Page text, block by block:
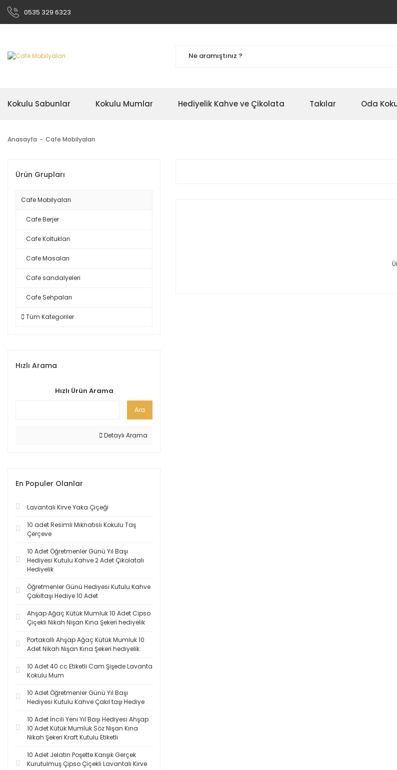
0535 329 6323
Kokulu Sabunlar Kokulu Mumlar Hediyelik Kahve ve Çikolata Takılar Oda
Anasayfa Cafe Mobilyaları
Ürün Grupları
Cafe Mobilyaları
Cafe Berjer
Cafe Koltukları
Cafe Masaları
Cafe sandalyeleri
Cafe Sehpaları
Tüm Kategoriler
Hızlı Arama
Hızlı Ürün Arama
Ara
Detaylı Arama
En Populer Olanlar
Lavantalı Kirve Yaka Çiçeği
10 adet Resimli Mıknatıslı Kokulu Taş
Çerçeve
10 Adet Öğretmenler Günü Yıl Başı
Hediyesi Kutulu Kahve 2 Adet Çikolatalı
Hediyelik
Öğretmenler Günü Hediyesi Kutulu Kahve
Çakıltaşı Hediye 10 Adet
Ahşap Ağaç Kütük Mumluk 10 Adet Cipso
Çiçekli Nikah Nişan Kına Şekeri hediyelik
Portakallı Ahşap Ağaç Kütük Mumluk 10
Adet Nikah Nişan Kına Şekeri hediyelik
10 Adet 40 cc Etiketli Cam Şişede Lavanta
Kokulu Mum
10 Adet Öğretmenler Günü Yıl Başı
Hediyesi Kutulu Kahve Çakıl taşı Hediye
10 Adet İncili Yeni Yıl Başı Hediyesi Ahşap
10 Adet Kütük Mumluk Söz Nişan Kına
Nikah Şekeri Kraft Kutulu Etiketli
10 Adet Jelatin Poşette Karışık Gerçek
Kurutulmuş Çipso Çiçekli Lavantalı Kirve